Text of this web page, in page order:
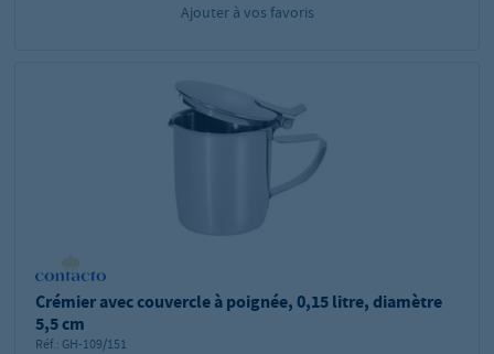
Ajouter à vos favoris
Crémier avec couvercle à poignée, 0,15 litre, diamètre
5,5 cm
Réf.: GH-109/151